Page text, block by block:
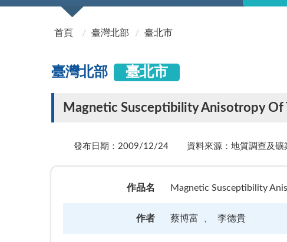
首頁
臺灣北部 臺北市
臺灣北部 臺北市
Magnetic Susceptibility Anisotropy Of
發布日期：2009/12/24 資料來源：地質調查及礦
作品名 Magnetic Susceptibility
作者 蔡博富 李德貴